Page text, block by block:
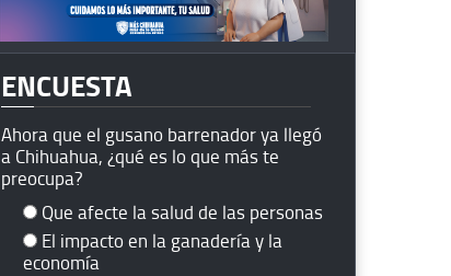
ENCUESTA
Ahora que el gusano barrenador ya llegó
a Chihuahua, ¿qué es lo que más te
preocupa?
Que afecte la salud de las personas
El impacto en la ganadería y la
economía